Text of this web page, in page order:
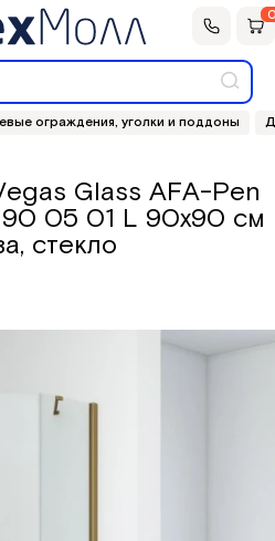
Фильтры для воды
ограждения, уголки и поддоны
Glass AFA-Pen
90 05 01 L 90x90 см
стекло